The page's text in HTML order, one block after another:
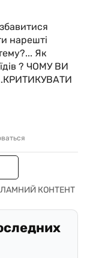
нарешті
Як
? ЧОМУ ВИ